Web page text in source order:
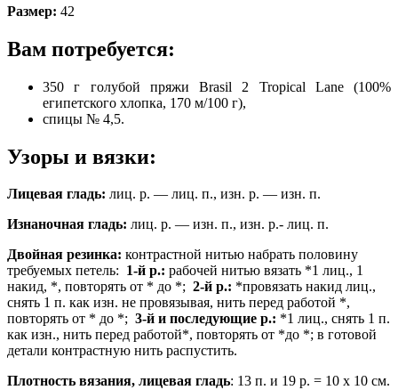
Размер: 42
Вам потребуется:
350 г голубой пряжи Brasil 2 Tropical Lane (100%
египетского хлопка, 170 м/100 г),
спицы № 4,5.
Узоры и вязки:
Лицевая гладь: лиц. р. — лиц. п., изн. р. — изн. п.
Изнаночная гладь: лиц. р. — изн. п., изн. р.- лиц. п.
Двойная резинка: контрастной нитью набрать половину
требуемых петель: 1-й р.: рабочей нитью вязать *1 лиц., 1
накид, *, повторять от * до *; 2-й р.: *провязать накид лиц.,
снять 1 п. как изн. не провязывая, нить перед работой *,
повторять от * до *; 3-й и последующие р.: *1 лиц., снять 1 п.
как изн., нить перед работой*, повторять от *до *; в готовой
детали контрастную нить распустить.
Плотность вязания, лицевая гладь: 13 п. и 19 р. = 10 х 10 см.